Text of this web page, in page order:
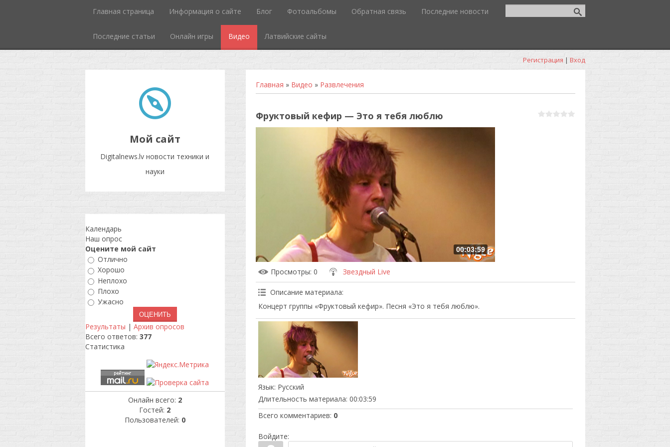
Главная страница Информация о сайте Блог Фотоальбомы Обратная связь Последние новости
Последние статьи Онлайн игры Видео Латвийские сайты
Регистрация | Вход
Мой сайт
Digitalnews.lv новости техники и
науки
Главная » Видео » Развлечения
Фруктовый кефир — Это я тебя люблю
00:03:59
Просмотры: 0 Звездный Live
Описание материала:
Концерт группы «Фруктовый кефир». Песня «Это я тебя люблю».
Язык: Русский
Длительность материала: 00:03:59
Всего комментариев: 0
Войдите:
Календарь
Наш опрос
Оцените мой сайт
Отлично
Хорошо
Неплохо
Плохо
Ужасно
Результаты | Архив опросов
Всего ответов: 377
Статистика
Онлайн всего: 2
Гостей: 2
Пользователей: 0